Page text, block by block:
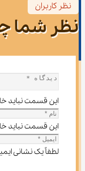
نظر کاربران
نظر شما
این قسمت نباید
این قسمت نباید
لطفاً یک نشانی